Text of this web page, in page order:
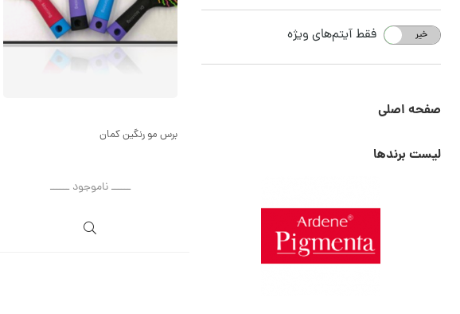
بله خیر فقط آیتم‌های ویژه
صفحه اصلی
لیست برندها
برس مو رنگین کمان
ــــــ ناموجود ــــــ